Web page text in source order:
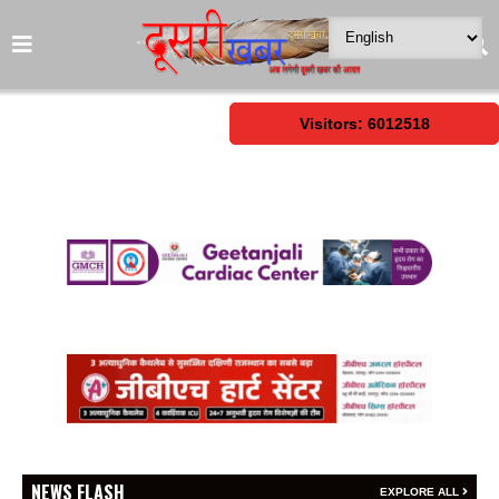
Visitors: 6012518
NEWS FLASH EXPLORE ALL